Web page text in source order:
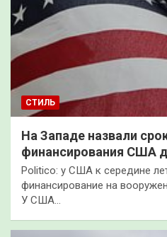
СТИЛЬ
На Западе назвали
финансирования США
Politico: у США к середине
финансирование на
У США…